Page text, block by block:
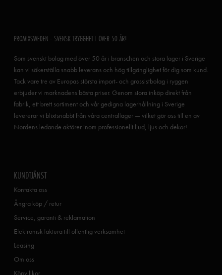
PROMIXSWEDEN - SVENSK TRYGGHET I ÖVER 50 ÅR!
Som svenskt bolag med över 50 år i branschen och stora lager i Sverige
kan vi säkerställa snabb leverans och hög tillgänglighet för dig som kund.
Tack vare tre av Europas största import- och grossistbolag i ryggen
erbjuder vi marknadens bästa priser. Genom stora inköp direkt från
fabrik, ett brett sortiment och vår gedigna lagerhållning i Sverige
levererar vi blixtsnabbt från våra centrallager — vilket gör oss till en av
Nordens ledande aktörer inom professionellt ljud, ljus och dekor!
KUNDTJÄNST
Kontakta oss
Ångra köp / retur
Service, garanti & reklamation
Elektronisk faktura till offentlig verksamhet
Leasing
Om oss
Köpvillkor